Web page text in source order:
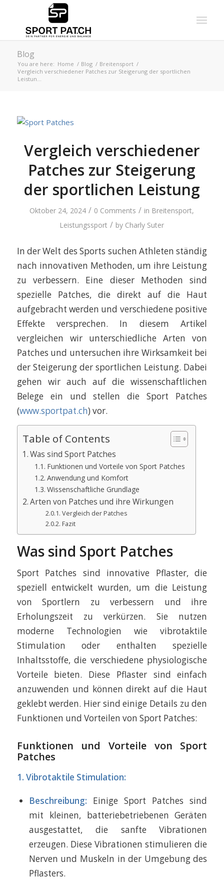
Blog
You are here: Home / Blog / Breitensport /
Vergleich verschiedener Patches zur Steigerung der sportlichen
Leistun...
Vergleich verschiedener
Patches zur Steigerung
der sportlichen Leistung
Oktober 24, 2024 / 0 Comments / in Breitensport,
Leistungssport / by Charly Suter
In der Welt des Sports suchen Athleten ständig
nach innovativen Methoden, um ihre Leistung
zu verbessern. Eine dieser Methoden sind
spezielle Patches, die direkt auf die Haut
aufgebracht werden und verschiedene positive
Effekte versprechen. In diesem Artikel
vergleichen wir unterschiedliche Arten von
Patches und untersuchen ihre Wirksamkeit bei
der Steigerung der sportlichen Leistung. Dabei
gehen wir auch auf die wissenschaftlichen
Belege ein und stellen die Sport Patches
(www.sportpat.ch) vor.
Table of Contents
Was sind Sport Patches
Funktionen und Vorteile von Sport Patches
Anwendung und Komfort
Wissenschaftliche Grundlage
Arten von Patches und ihre Wirkungen
Vergleich der Patches
Fazit
Was sind Sport Patches
Sport Patches sind innovative Pflaster, die
speziell entwickelt wurden, um die Leistung
von Sportlern zu verbessern und ihre
Erholungszeit zu verkürzen. Sie nutzen
moderne Technologien wie vibrotaktile
Stimulation oder enthalten spezielle
Inhaltsstoffe, die verschiedene physiologische
Vorteile bieten. Diese Pflaster sind einfach
anzuwenden und können direkt auf die Haut
geklebt werden. Hier sind einige Details zu den
Funktionen und Vorteilen von Sport Patches:
Funktionen und Vorteile von Sport
Patches
1. Vibrotaktile Stimulation:
Beschreibung: Einige Sport Patches sind
mit kleinen, batteriebetriebenen Geräten
ausgestattet, die sanfte Vibrationen
erzeugen. Diese Vibrationen stimulieren die
Nerven und Muskeln in der Umgebung des
Pflasters.